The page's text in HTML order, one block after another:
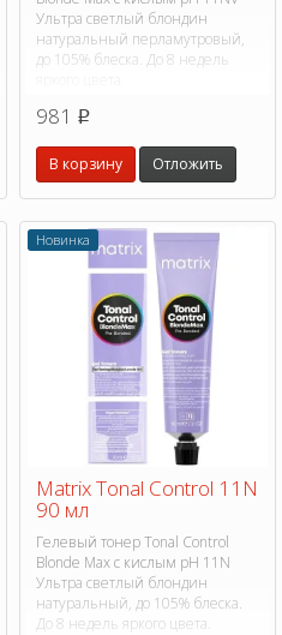
Ультра светлый блондин
натуральный перламутровый,
до 105% блеска. До 8 недель
981 p
В корзину Отложить
Новинка
Matrix Tonal Control 11N
90 мл
Гелевый тонер Tonal Control
Blonde Max с кислым pH 11N
Ультра светлый блондин
натуральный, до 105% блеска.
До 8 недель яркого цвета.